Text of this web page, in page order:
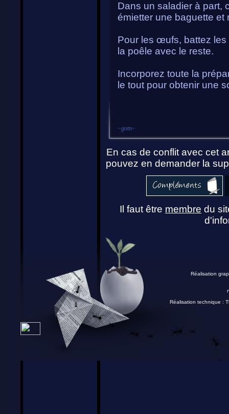
Dans un saladier à part,
émietter une baguette et
Pour les œufs, battez les
la poêle avec le reste.
Incorporez toute la
le tout pour obtenir une
~gotn~
En cas de conflit avec cet
pouvez en demander la
Il faut être membre du
Réalisation
Réalisation technique :